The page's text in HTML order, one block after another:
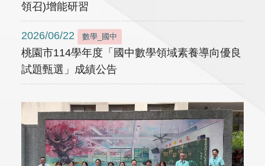
領召)增能研習
2026/06/22 數學_國中
桃園市114學年度「國中數學領域素養導向優良
試題甄選」成績公告